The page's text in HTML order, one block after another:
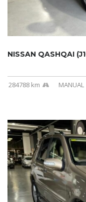
NISSAN QASHQAI
284788 km MANUAL